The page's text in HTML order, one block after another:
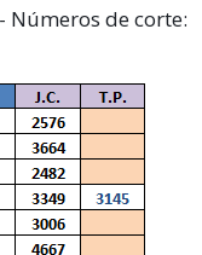
Números de corte: